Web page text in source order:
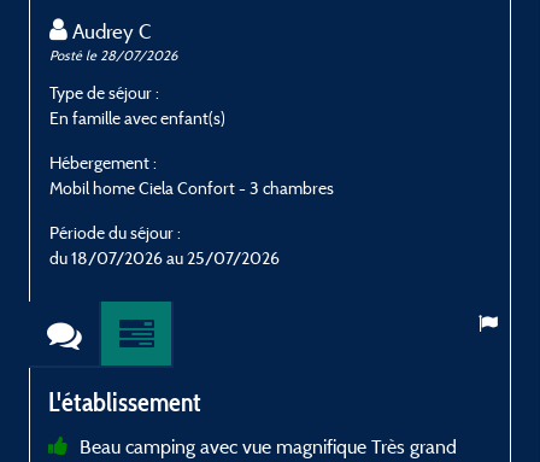
Audrey C
Posté le 28/07/2026
Type de séjour :
En famille avec enfant(s)
Hébergement :
Mobil home Ciela Confort - 3 chambres
Période du séjour :
du 18/07/2026 au 25/07/2026
L'établissement
Beau camping avec vue magnifique Très grand